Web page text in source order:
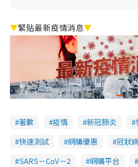
▼緊貼最新疫情消息▼
著數 疫情 新冠肺炎
快速測試
網購優惠
冠狀
SARS－CoV－2
網購平台